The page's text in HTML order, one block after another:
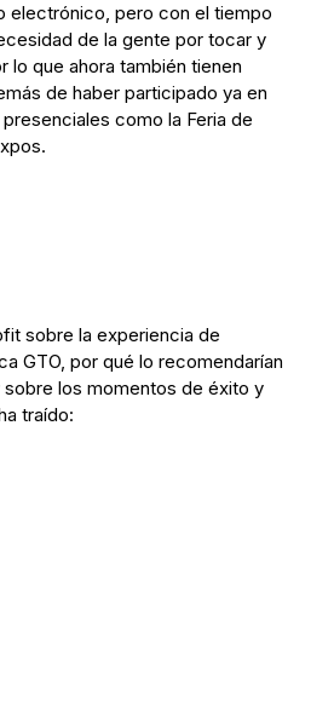
electrónico, pero con el tiempo
de la gente por tocar y
lo que ahora también tienen
de haber participado ya en
como la Feria de
sobre la experiencia de
GTO, por qué lo recomendarían
los momentos de éxito y
traído: